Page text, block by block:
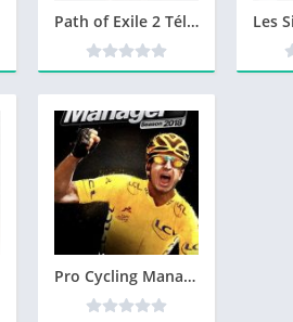
Path of Exile 2 Télécharger jeu PC
Pro Cycling Manager 2018 Telecharger PC Gratuit Version Complete – Torrent – Revue